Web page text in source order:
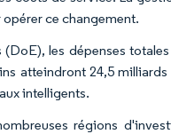
ce changement.
les dépenses
atteindront 24,5
intelligents.
régions